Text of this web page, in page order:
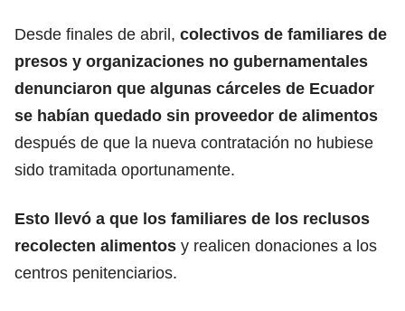
Desde finales de abril, colectivos de familiares de
presos y organizaciones no gubernamentales
denunciaron que algunas cárceles de Ecuador
se habían quedado sin proveedor de alimentos
después de que la nueva contratación no hubiese
sido tramitada oportunamente.
Esto llevó a que los familiares de los reclusos
recolecten alimentos y realicen donaciones a los
centros penitenciarios.